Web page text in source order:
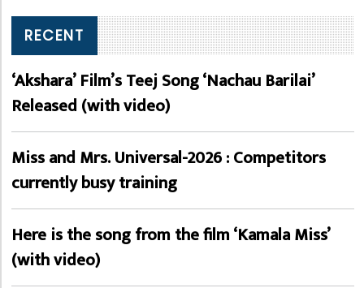
RECENT
‘Akshara’ Film’s Teej Song ‘Nachau Barilai’
Released (with video)
Miss and Mrs. Universal-2026 : Competitors
currently busy training
Here is the song from the film ‘Kamala Miss’
(with video)